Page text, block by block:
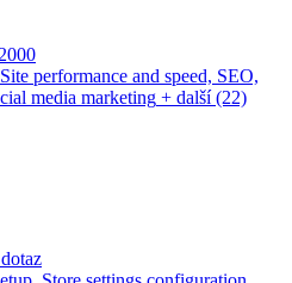
performance and speed, SEO,
media marketing + další (22)